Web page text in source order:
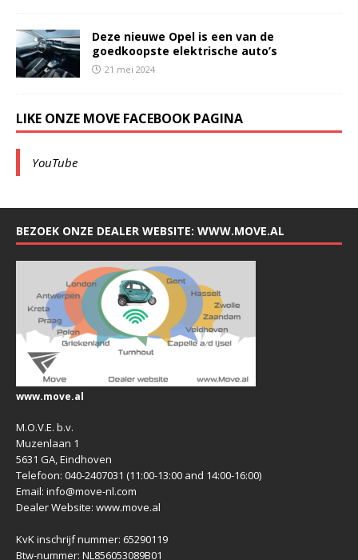
Deze nieuwe Opel is een van de
goedkoopste elektrische auto’s
21 mei 2024
LIKE ONZE MOVE FACEBOOK PAGINA
YouTube
BEZOEK ONZE DEALER WEBSITE: WWW.MOVE.AL
www.move.al
M.O.V.E. b.v.
Muzenlaan 1
5631 GA, Eindhoven
Telefoon: 040-2407031 (11:00-13:00 and 14:00-16:00)
Email: info@move-nl.com
Dealer Website: www.move.al
KvK inschrijf nummer: 65290119
Btw-nummer: NL856053089B01